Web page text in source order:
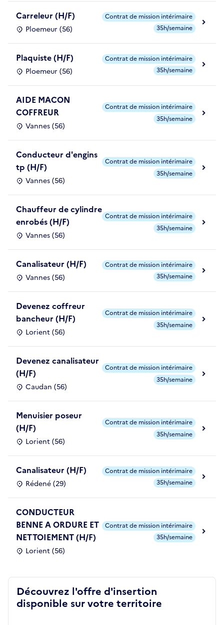
Carreleur (H/F)
Ploemeur (56)
Contrat de mission intérimaire
35h/semaine
Plaquiste (H/F)
Ploemeur (56)
Contrat de mission intérimaire
35h/semaine
AIDE MACON
COFFREUR
Vannes (56)
Contrat de mission intérimaire
35h/semaine
Conducteur d'engins
tp (H/F)
Vannes (56)
Contrat de mission intérimaire
35h/semaine
Chauffeur de cylindre
enrobés (H/F)
Vannes (56)
Contrat de mission intérimaire
35h/semaine
Canalisateur (H/F)
Vannes (56)
Contrat de mission intérimaire
35h/semaine
Devenez coffreur
bancheur (H/F)
Lorient (56)
Contrat de mission intérimaire
35h/semaine
Devenez canalisateur
(H/F)
Caudan (56)
Contrat de mission intérimaire
35h/semaine
Menuisier poseur
(H/F)
Lorient (56)
Contrat de mission intérimaire
35h/semaine
Canalisateur (H/F)
Rédené (29)
Contrat de mission intérimaire
35h/semaine
CONDUCTEUR
BENNE A ORDURE ET
NETTOIEMENT (H/F)
Lorient (56)
Contrat de mission intérimaire
35h/semaine
Découvrez l'offre d'insertion
disponible sur votre territoire